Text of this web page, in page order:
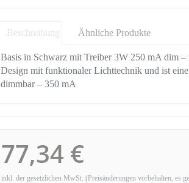
Beschreibung Ähnliche Produkte
Basis in Schwarz mit Treiber 3W 250 mA dim
Design mit funktionaler Lichttechnik und ist
dimmbar – 350 mA
77,34 €
inkl. der gesetzlichen MwSt. (Preisänderungen vorbehalten, es